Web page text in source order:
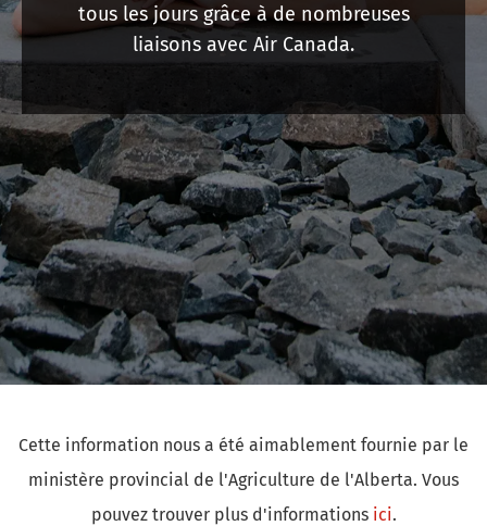
tous les jours grâce à de nombreuses
liaisons avec Air Canada.
Cette information nous a été aimablement fournie par le
ministère provincial de l'Agriculture de l'Alberta. Vous
pouvez trouver plus d'informations ici.